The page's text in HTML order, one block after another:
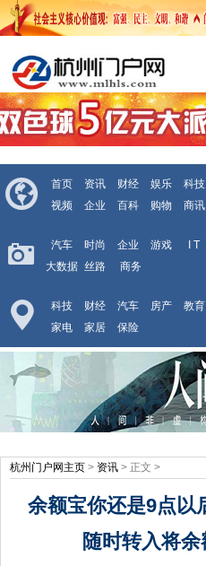
首页 资讯 财经 娱乐 科技
视频
企业 百科 购物 商讯
汽车 时尚 企业 游戏 I T
大数据 丝路 商务
科技 财经 汽车 房产 教育
家电
家居 保险
杭州门户网主页 > 资讯 > 正文 >
余额宝你还是9点以
随时转入将